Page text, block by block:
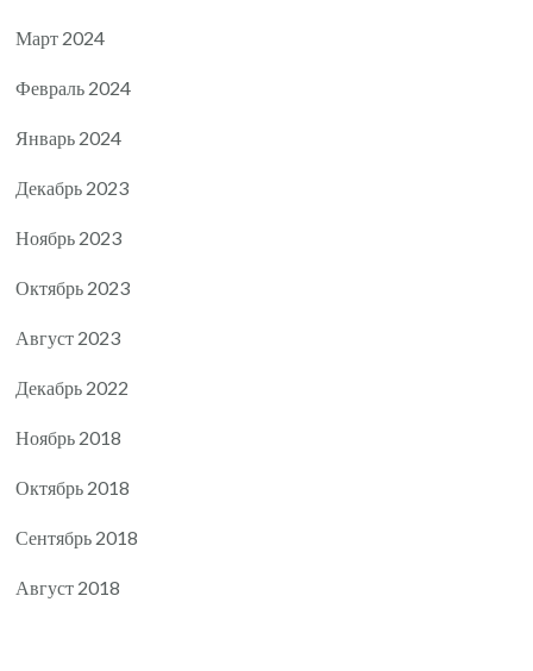
Март 2024
Февраль 2024
Январь 2024
Декабрь 2023
Ноябрь 2023
Октябрь 2023
Август 2023
Декабрь 2022
Ноябрь 2018
Октябрь 2018
Сентябрь 2018
Август 2018